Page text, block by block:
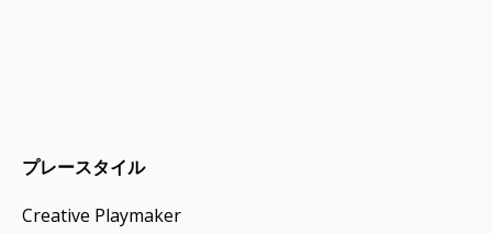
プレースタイル
Creative Playmaker